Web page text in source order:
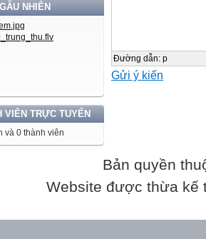
NHIÊN
VIÊN TRỰC TUYẾN
và 0 thành viên
Đường dẫn: p
Gửi ý kiến
Bản quyền
Website được thừa